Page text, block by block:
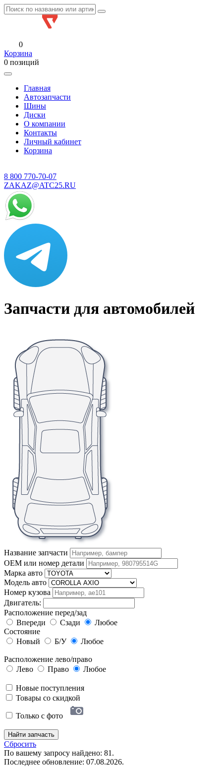
0
Корзина
0 позиций
Главная
Автозапчасти
Шины
Диски
О компании
Контакты
Личный кабинет
Корзина
8 800 770-70-07
ZAKAZ@ATC25.RU
Запчасти для автомобилей
Название запчасти
OEM или номер детали
Марка авто
Модель авто
Номер кузова
Двигатель:
Расположение перед/зад
Впереди
Сзади
Любое
Состояние
Новый
Б/У Любое
Расположение лево/право
Лево
Право Любое
Новые поступления
Товары со скидкой
Только с фото
Найти запчасть
Сбросить
По вашему запросу найдено: 81.
Последнее обновление: 07.08.2026.